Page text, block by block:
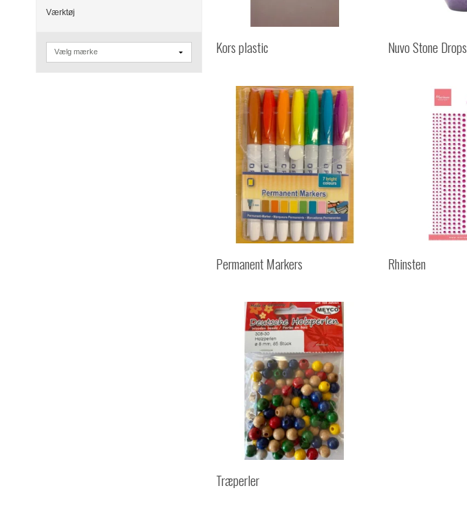
Værktøj
Kors plastic Nuvo Stone Drops
Permanent Markers Rhinsten
Træperler